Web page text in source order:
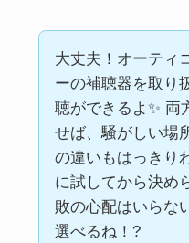
大丈夫！オーティ
ーの補聴器を取り
聴ができるよ✨ 両
せば、騒がしい場
の違いもはっきり
に試してから決め
敗の心配はいらな
選べるね！?